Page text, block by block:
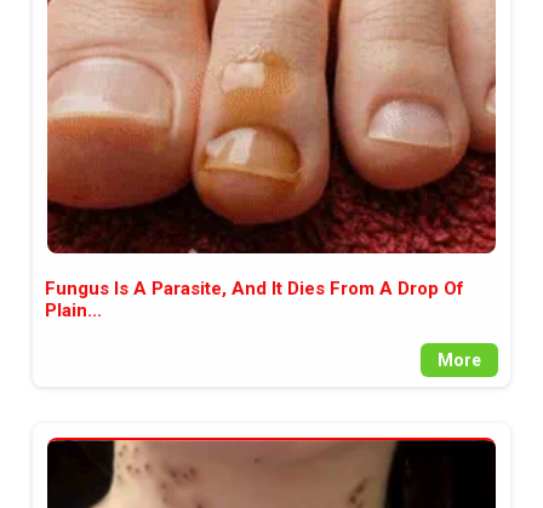
аудитория, затова държим на
прозрачност и коректност от
наша страна. Поднасяме ви
новините такива, каквито са. В
пълния си потенциал.
Fungus Is A Parasite, And It Dies From A Drop Of
Plain...
More